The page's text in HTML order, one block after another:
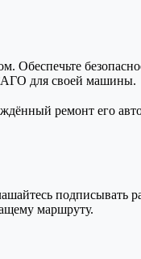
Обеспечьте
для своей машины.
ремонт его
подписывать
маршруту.